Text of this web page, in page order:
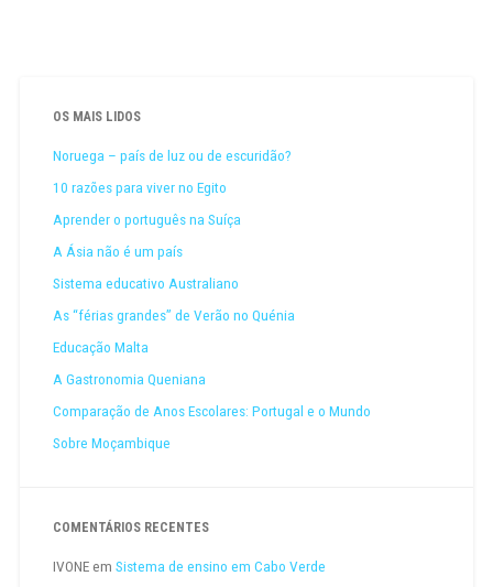
OS MAIS LIDOS
Noruega – país de luz ou de escuridão?
10 razões para viver no Egito
Aprender o português na Suíça
A Ásia não é um país
Sistema educativo Australiano
As “férias grandes” de Verão no Quénia
Educação Malta
A Gastronomia Queniana
Comparação de Anos Escolares: Portugal e o Mundo
Sobre Moçambique
COMENTÁRIOS RECENTES
IVONEem Sistema de ensino em Cabo Verde